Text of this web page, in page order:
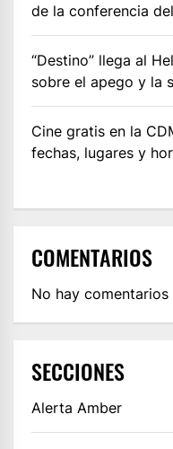
de la conferencia
“Destino” llega al
sobre el apego y la
Cine gratis en la
fechas, lugares y
COMENTARIOS
No hay
SECCIONES
Alerta Amber